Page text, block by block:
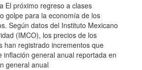
El próximo regreso a clases
golpe para la economía de los
Según datos del Instituto Mexicano
(IMCO), los precios de los
han registrado incrementos que
inflación general anual reportada en
general anual